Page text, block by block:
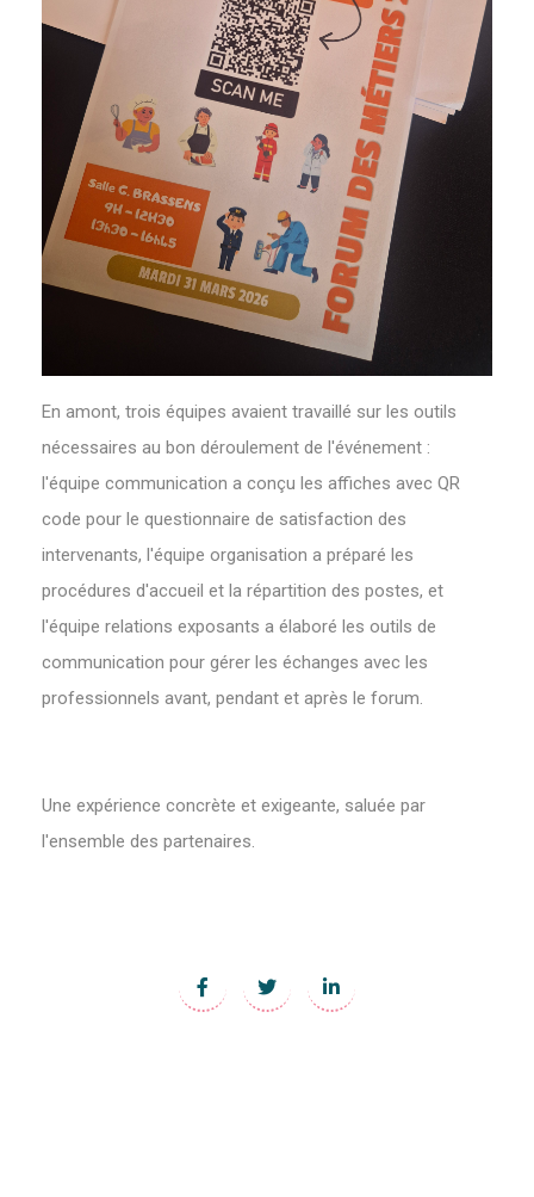
En amont, trois équipes avaient travaillé sur les outils
nécessaires au bon déroulement de l'événement :
l'équipe communication a conçu les affiches avec QR
code pour le questionnaire de satisfaction des
intervenants, l'équipe organisation a préparé les
procédures d'accueil et la répartition des postes, et
l'équipe relations exposants a élaboré les outils de
communication pour gérer les échanges avec les
professionnels avant, pendant et après le forum.
Une expérience concrète et exigeante, saluée par
l'ensemble des partenaires.